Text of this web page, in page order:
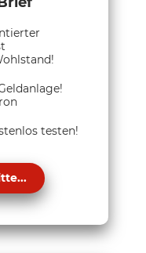
testen!